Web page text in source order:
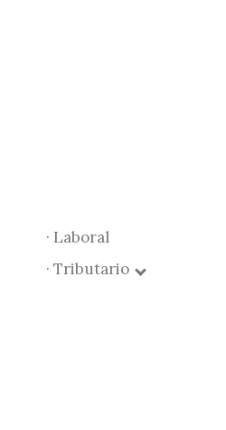
· Laboral
· Tributario